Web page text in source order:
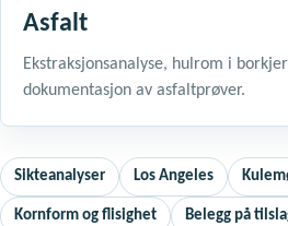
Asfalt
Ekstraksjonsanalyse, hulrom i
dokumentasjon av asfaltprøver.
Sikteanalyser Los Angeles
Kornform og flisighet Belegg på